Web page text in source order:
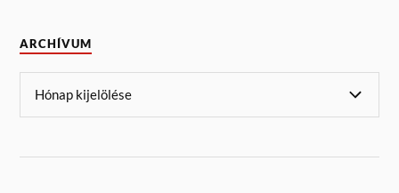
ARCHÍVUM